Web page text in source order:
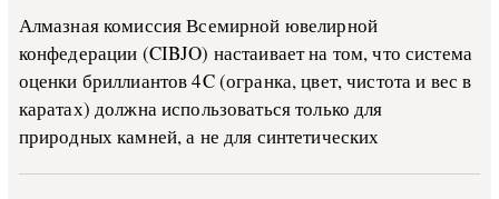
Алмазная комиссия Всемирной ювелирной
конфедерации (CIBJO) настаивает на том, что система
оценки бриллиантов 4C (огранка, цвет, чистота и вес в
каратах) должна использоваться только для
природных камней, а не для синтетических